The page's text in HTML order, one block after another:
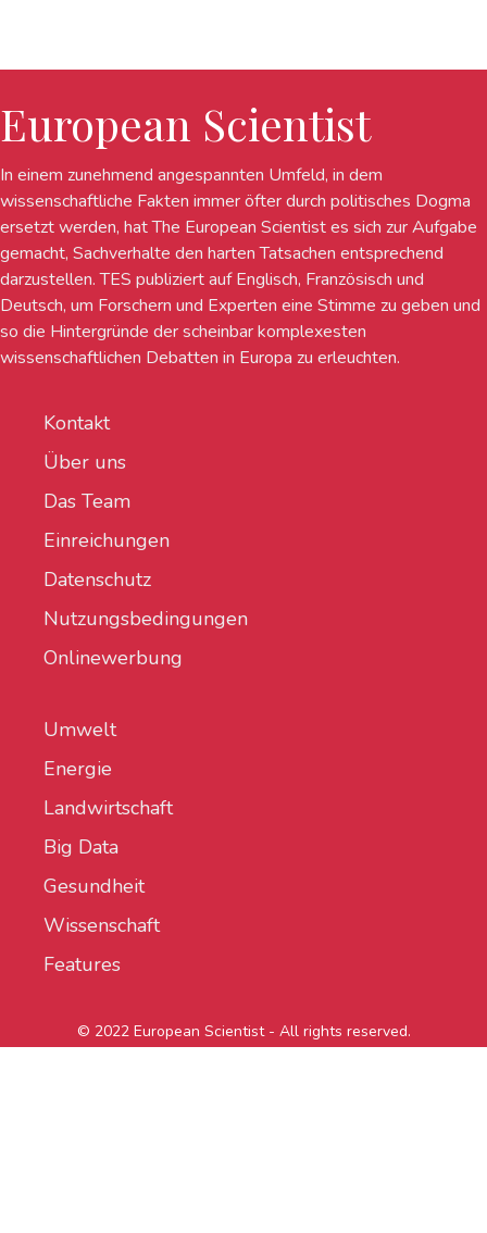
European Scientist
In einem zunehmend angespannten Umfeld, in dem
wissenschaftliche Fakten immer öfter durch politisches Dogma
ersetzt werden, hat The European Scientist es sich zur Aufgabe
gemacht, Sachverhalte den harten Tatsachen entsprechend
darzustellen. TES publiziert auf Englisch, Französisch und
Deutsch, um Forschern und Experten eine Stimme zu geben und
so die Hintergründe der scheinbar komplexesten
wissenschaftlichen Debatten in Europa zu erleuchten.
Kontakt
Über uns
Das Team
Einreichungen
Datenschutz
Nutzungsbedingungen
Onlinewerbung
Umwelt
Energie
Landwirtschaft
Big Data
Gesundheit
Wissenschaft
Features
© 2022 European Scientist - All rights reserved.